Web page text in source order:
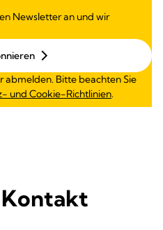
Newsletter an und wir
abmelden. Bitte beachten Sie
und Cookie-Richtlinien.